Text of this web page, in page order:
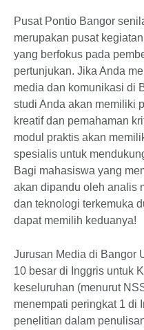
Pusat Pontio Bangor
merupakan pusat
yang berfokus pada
pertunjukan. Jika Anda
media dan komunikasi di
studi Anda akan memiliki
kreatif dan pemahaman
modul praktis akan
spesialis untuk
Bagi mahasiswa yang
akan dipandu oleh analis
dan teknologi terkemuka
dapat memilih keduanya!
Jurusan Media di Bangor
10 besar di Inggris untuk
keseluruhan (menurut
menempati peringkat 1 di
penelitian dalam